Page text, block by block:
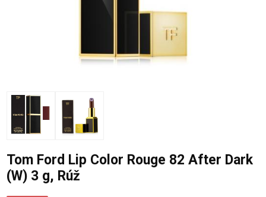
Tom Ford Lip Color Rouge 82 After Dark
(W) 3 g, Rúž